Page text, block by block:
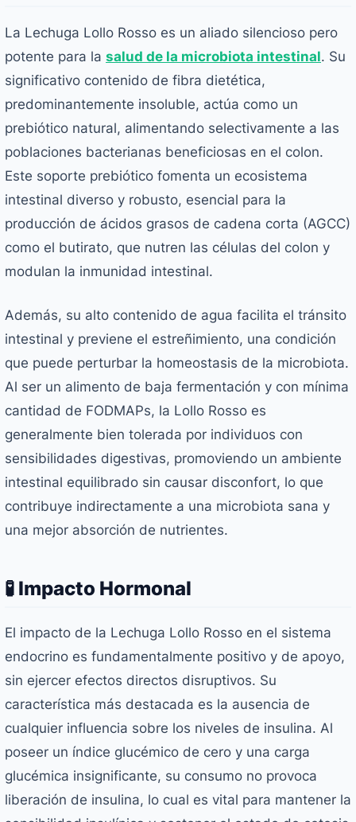
La Lechuga Lollo Rosso es un aliado silencioso pero
potente para la salud de la microbiota intestinal. Su
significativo contenido de fibra dietética,
predominantemente insoluble, actúa como un
prebiótico natural, alimentando selectivamente a las
poblaciones bacterianas beneficiosas en el colon.
Este soporte prebiótico fomenta un ecosistema
intestinal diverso y robusto, esencial para la
producción de ácidos grasos de cadena corta (AGCC)
como el butirato, que nutren las células del colon y
modulan la inmunidad intestinal.
Además, su alto contenido de agua facilita el tránsito
intestinal y previene el estreñimiento, una condición
que puede perturbar la homeostasis de la microbiota.
Al ser un alimento de baja fermentación y con mínima
cantidad de FODMAPs, la Lollo Rosso es
generalmente bien tolerada por individuos con
sensibilidades digestivas, promoviendo un ambiente
intestinal equilibrado sin causar disconfort, lo que
contribuye indirectamente a una microbiota sana y
una mejor absorción de nutrientes.
🧪 Impacto Hormonal
El impacto de la Lechuga Lollo Rosso en el sistema
endocrino es fundamentalmente positivo y de apoyo,
sin ejercer efectos directos disruptivos. Su
característica más destacada es la ausencia de
cualquier influencia sobre los niveles de insulina. Al
poseer un índice glucémico de cero y una carga
glucémica insignificante, su consumo no provoca
liberación de insulina, lo cual es vital para mantener la